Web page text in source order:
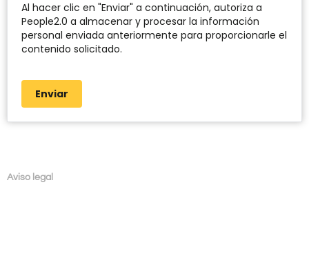
Al hacer clic en "Enviar" a continuación, autoriza a
People2.0 a almacenar y procesar la información
personal enviada anteriormente para proporcionarle el
contenido solicitado.
Enviar
Aviso legal